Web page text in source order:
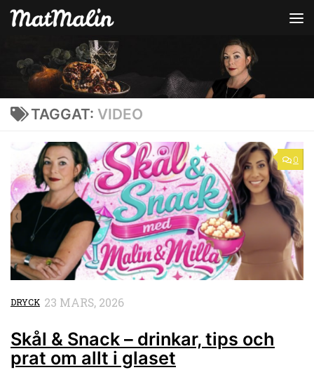
Hoppa till innehåll
TAGGAT: VIDEO
0
DRYCK 23 MARS, 2026
Skål & Snack – drinkar, tips och
prat om allt i glaset